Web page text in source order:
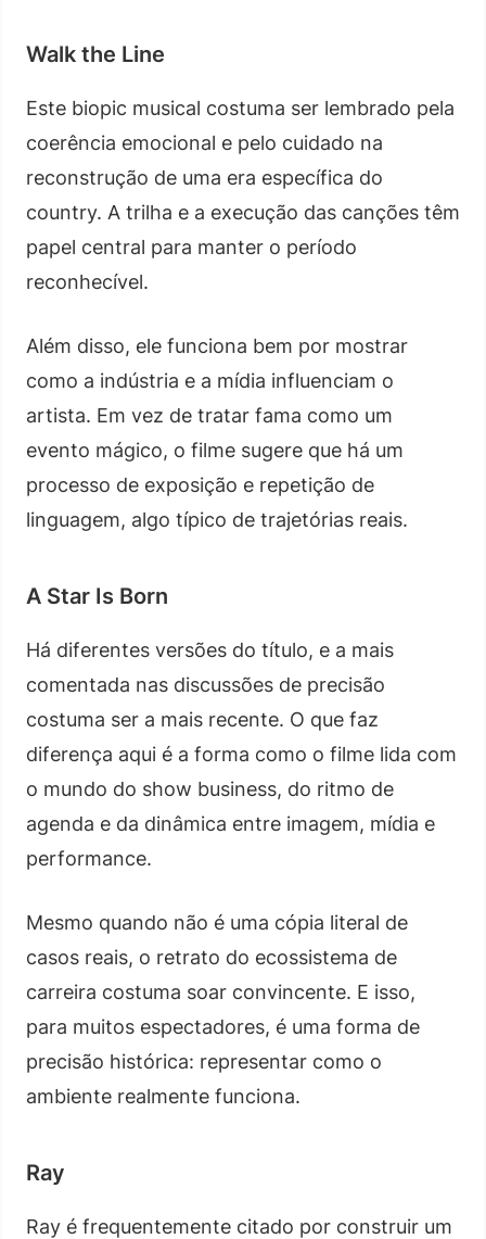
Walk the Line
Este biopic musical costuma ser lembrado pela
coerência emocional e pelo cuidado na
reconstrução de uma era específica do
country. A trilha e a execução das canções têm
papel central para manter o período
reconhecível.
Além disso, ele funciona bem por mostrar
como a indústria e a mídia influenciam o
artista. Em vez de tratar fama como um
evento mágico, o filme sugere que há um
processo de exposição e repetição de
linguagem, algo típico de trajetórias reais.
A Star Is Born
Há diferentes versões do título, e a mais
comentada nas discussões de precisão
costuma ser a mais recente. O que faz
diferença aqui é a forma como o filme lida com
o mundo do show business, do ritmo de
agenda e da dinâmica entre imagem, mídia e
performance.
Mesmo quando não é uma cópia literal de
casos reais, o retrato do ecossistema de
carreira costuma soar convincente. E isso,
para muitos espectadores, é uma forma de
precisão histórica: representar como o
ambiente realmente funciona.
Ray
Ray é frequentemente citado por construir um